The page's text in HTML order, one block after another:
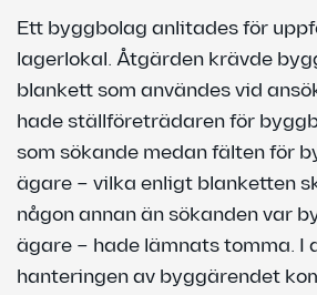
Ett byggbolag anlitades för
lagerlokal. Åtgärden krävde
blankett som användes vid
hade ställföreträdaren för
som sökande medan fälten för
ägare – vilka enligt blanketten
någon annan än sökanden var
ägare – hade lämnats tomma. I
hanteringen av byggärendet